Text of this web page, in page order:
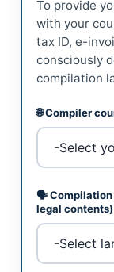
To provide
with your
tax ID, e-
consciously
compilation
🌐 Compiler
🗣️ Compilation
legal contents)